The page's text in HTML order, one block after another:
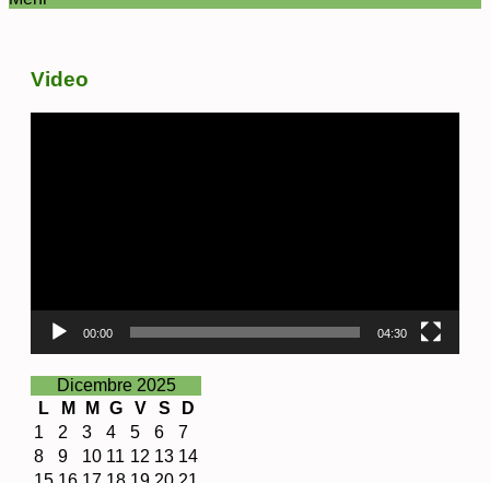
Video
00:00 04:30
Dicembre 2025
L
M M G V S
D
1
2 3 4 5 6
7
8
9 10 11 12 13 14